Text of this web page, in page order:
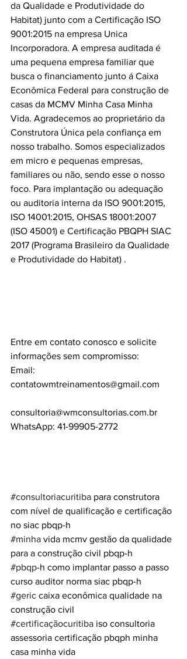
da Qualidade e Produtividade do
Habitat) junto com a Certificação ISO
9001:2015 na empresa Unica
Incorporadora. A empresa auditada é
uma pequena empresa familiar que
busca o financiamento junto á Caixa
Econômica Federal para construção de
casas da MCMV Minha Casa Minha
Vida. Agradecemos ao proprietário da
Construtora Única pela confiança em
nosso trabalho. Somos especializados
em micro e pequenas empresas,
familiares ou não, sendo esse o nosso
foco. Para implantação ou adequação
ou auditoria interna da ISO 9001:2015,
ISO 14001:2015, OHSAS 18001:2007
(ISO 45001) e Certificação PBQPH SIAC
2017 (Programa Brasileiro da Qualidade
e Produtividade do Habitat) .
Entre em contato conosco e solicite
informações sem compromisso:
Email:
contatowmtreinamentos@gmail.com
consultoria@wmconsultorias.com.br
WhatsApp: 41-99905-2772
#consultoriacuritiba para construtora
com nível de qualificação e certificação
no siac pbqp-h
#minha vida mcmv gestão da qualidade
para a construção civil pbqp-h
#pbqp-h como implantar passo a passo
curso auditor norma siac pbqp-h
#geric caixa econômica qualidade na
construção civil
#certificaçãocuritiba iso consultoria
assessoria certificação pbqph minha
casa minha vida